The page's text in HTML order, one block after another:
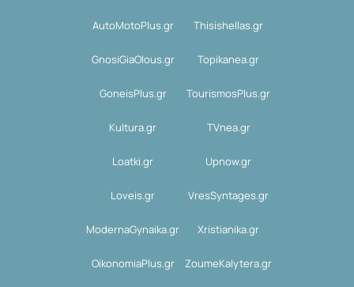
AutoMotoPlus.gr Thisishellas.gr
GnosiGiaOlous.gr Topikanea.gr
GoneisPlus.gr TourismosPlus.gr
Kultura.gr TVnea.gr
Loatki.gr Upnow.gr
Loveis.gr VresSyntages.gr
ModernaGynaika.gr Xristianika.gr
OikonomiaPlus.gr ZoumeKalytera.gr